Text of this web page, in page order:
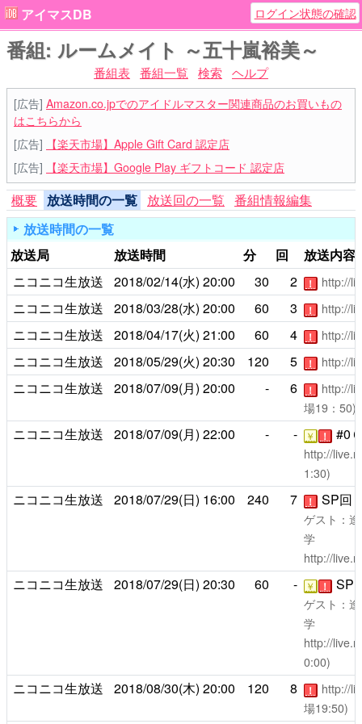
アイマスDB ログイン状態の確認
番組: ルームメイト ～五十嵐裕美～
番組表 番組一覧 検索 ヘルプ
[広告] Amazon.co.jpでのアイドルマスター関連商品のお買いもの
はこちらから
[広告]
【楽天市場】Apple Gift Card 認定店
[広告]
【楽天市場】Google Play ギフトコード 認定店
概要 放送時間の一覧 放送回の一覧 番組情報編集
放送時間の一覧
放送局
放送時間 分 回
放送内容
ニコニコ生放送
2018/02/14(水) 20:00 30 2 ！ http://
ニコニコ生放送 2018/03/28(水) 20:00 60 3 ！ http://
ニコニコ生放送 2018/04/17(火) 21:00 60 4 ！ http://
ニコニコ生放送 2018/05/29(火) 20:30 120 5 ！ http://
ニコニコ生放送 2018/07/09(月) 20:00 - 6 ！
http://
場19：50)
ニコニコ生放送 2018/07/09(月) 22:00 - - ￥ ！ #0
http://
1:30)
ニコニコ生放送 2018/07/29(日) 16:00 240 7 ！ SP回
ゲスト：
学
http://
ニコニコ生放送 2018/07/29(日) 20:30 60 - ￥ ！ SP
ゲスト：
学
http://
0:00)
ニコニコ生放送 2018/08/30(木) 20:00 120 8 ！
http://
場19:50)